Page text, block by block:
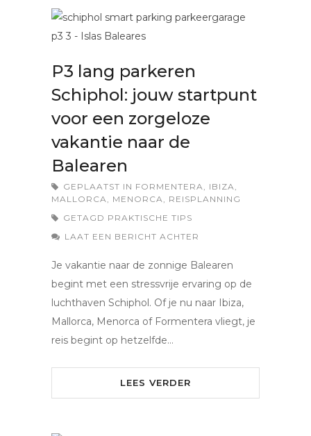
P3 lang parkeren
Schiphol: jouw startpunt
voor een zorgeloze
vakantie naar de
Balearen
GEPLAATST IN FORMENTERA, IBIZA,
MALLORCA, MENORCA, REISPLANNING
GETAGD PRAKTISCHE TIPS
LAAT EEN BERICHT ACHTER
Je vakantie naar de zonnige Balearen
begint met een stressvrije ervaring op de
luchthaven Schiphol. Of je nu naar Ibiza,
Mallorca, Menorca of Formentera vliegt, je
reis begint op hetzelfde…
LEES VERDER